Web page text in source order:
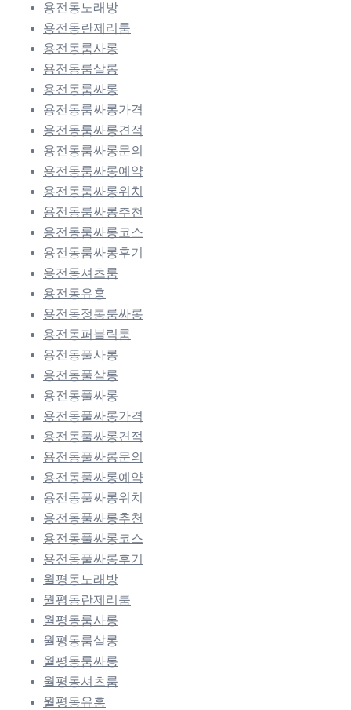
용전동노래방
용전동란제리룸
용전동룸사롱
용전동룸살롱
용전동룸싸롱
용전동룸싸롱가격
용전동룸싸롱견적
용전동룸싸롱문의
용전동룸싸롱예약
용전동룸싸롱위치
용전동룸싸롱추천
용전동룸싸롱코스
용전동룸싸롱후기
용전동셔츠룸
용전동유흥
용전동정통룸싸롱
용전동퍼블릭룸
용전동풀사롱
용전동풀살롱
용전동풀싸롱
용전동풀싸롱가격
용전동풀싸롱견적
용전동풀싸롱문의
용전동풀싸롱예약
용전동풀싸롱위치
용전동풀싸롱추천
용전동풀싸롱코스
용전동풀싸롱후기
월평동노래방
월평동란제리룸
월평동룸사롱
월평동룸살롱
월평동룸싸롱
월평동셔츠룸
월평동유흥